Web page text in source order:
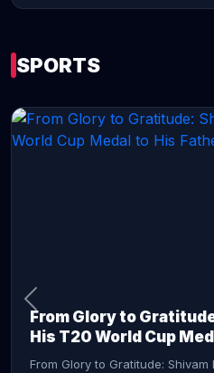
SPORTS
From Glory to
His T20 World Cup
From Glory to Gratitude: